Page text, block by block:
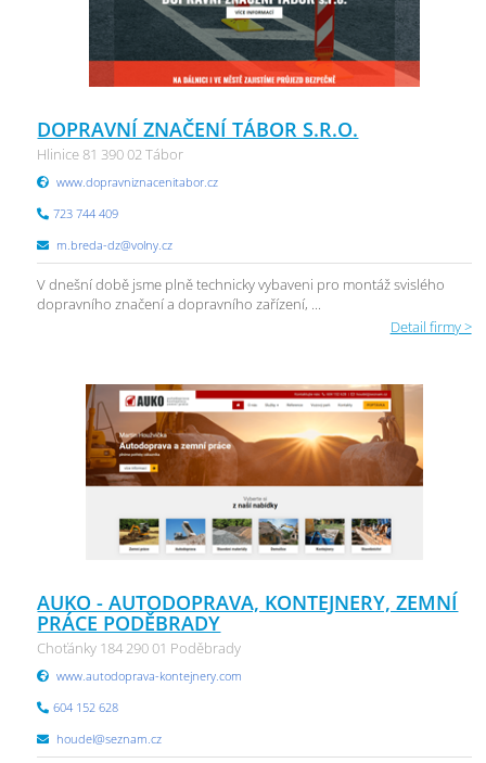
DOPRAVNÍ ZNAČENÍ TÁBOR S.R.O.
Hlinice 81 390 02 Tábor
www.dopravniznacenitabor.cz
723 744 409
m.breda-dz@volny.cz
V dnešní době jsme plně technicky vybaveni pro montáž svislého
dopravního značení a dopravního zařízení, ...
Detail firmy >
AUKO - AUTODOPRAVA, KONTEJNERY, ZEMNÍ
PRÁCE PODĚBRADY
Choťánky 184 290 01 Poděbrady
www.autodoprava-kontejnery.com
604 152 628
houdel@seznam.cz